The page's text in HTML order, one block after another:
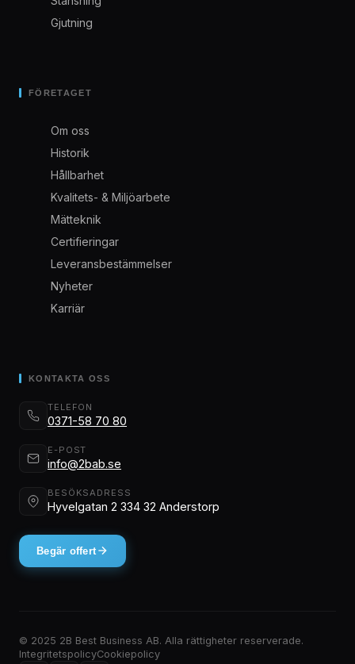
Gjutning
FÖRETAGET
Om oss
Historik
Hållbarhet
Kvalitets- & Miljöarbete
Mätteknik
Certifieringar
Leveransbestämmelser
Nyheter
Karriär
KONTAKTA OSS
TELEFON
0371-58 70 80
E-POST
info@2bab.se
BESÖKSADRESS
Hyvelgatan 2 334 32 Anderstorp
Begär offert
© 2025 2B Best Business AB. Alla rättigheter reserverade.
IntegritetspolicyCookiepolicy